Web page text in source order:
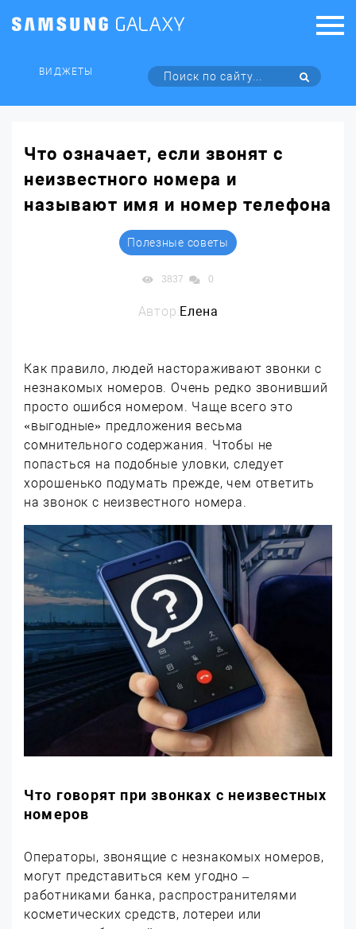
ВИДЖЕТЫ
Что означает, если звонят с
неизвестного номера и
называют имя и номер телефона
Полезные советы
3837 0
Автор:Елена
Как правило, людей настораживают звонки с
незнакомых номеров. Очень редко звонивший
просто ошибся номером. Чаще всего это
«выгодные» предложения весьма
сомнительного содержания. Чтобы не
попасться на подобные уловки, следует
хорошенько подумать прежде, чем ответить
на звонок с неизвестного номера.
Что говорят при звонках с неизвестных
номеров
Операторы, звонящие с незнакомых номеров,
могут представиться кем угодно –
работниками банка, распространителями
косметических средств, лотереи или